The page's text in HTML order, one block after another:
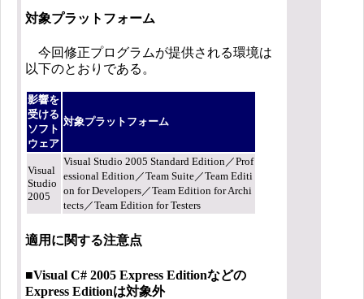
対象プラットフォーム
今回修正プログラムが提供される環境は
以下のとおりである。
影響を
受ける
ソフト
ウェア
対象プラットフォーム
Visual
Studio
2005
Visual Studio 2005 Standard Edition／Prof
essional Edition／Team Suite／Team Editi
on for Developers／Team Edition for Archi
tects／Team Edition for Testers
適用に関する注意点
■Visual C# 2005 Express Editionなどの
Express Editionは対象外